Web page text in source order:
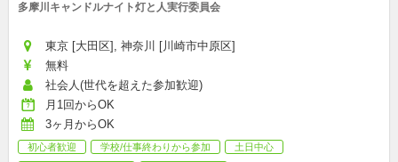
多摩川キャンドルナイト灯と人実行委員会
東京 [大田区], 神奈川 [川崎市中原区]
無料
社会人(世代を超えた参加歓迎)
月1回からOK
3ヶ月からOK
初心者歓迎 学校/仕事終わりから参加
土日中心